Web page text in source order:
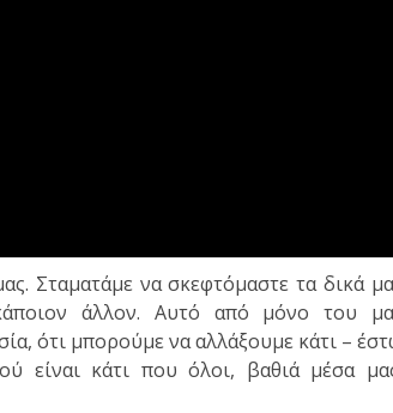
Σταματάμε να σκεφτόμαστε τα δικά
άλλον. Αυτό από μόνο του
ότι μπορούμε να αλλάξουμε κάτι –
είναι κάτι που όλοι, βαθιά μέσα